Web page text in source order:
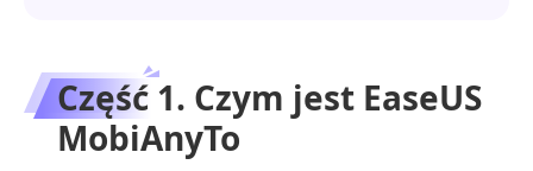
Część 1. Czym jest EaseUS
MobiAnyTo